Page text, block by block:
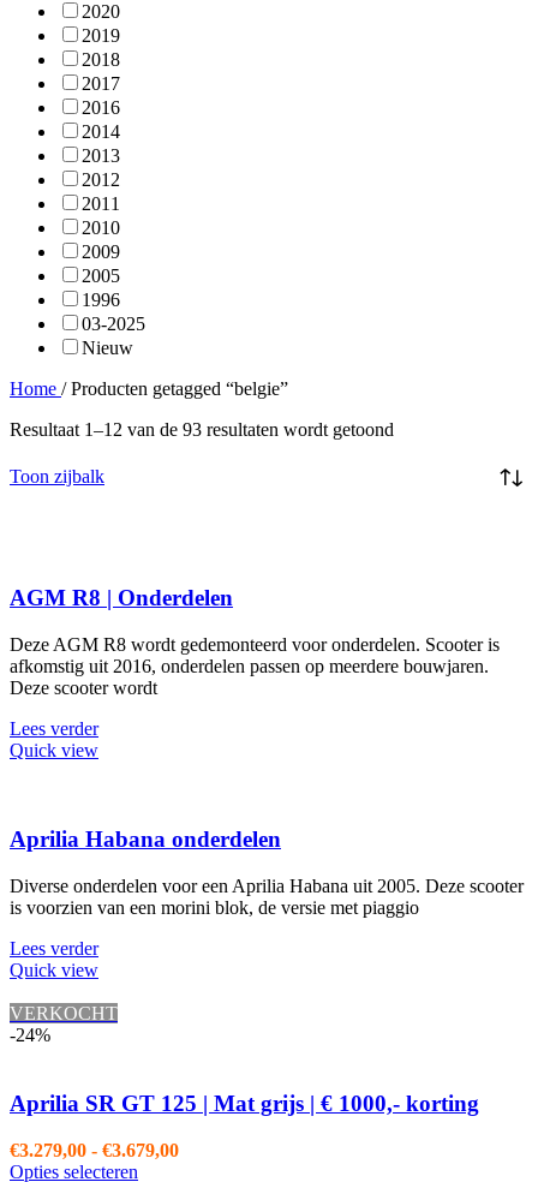
2020
2019
2018
2017
2016
2014
2013
2012
2011
2010
2009
2005
1996
03-2025
Nieuw
Home / Producten getagged “belgie”
Resultaat 1–12 van de 93 resultaten wordt getoond
Toon zijbalk
AGM R8 | Onderdelen
Deze AGM R8 wordt gedemonteerd voor onderdelen. Scooter is
afkomstig uit 2016, onderdelen passen op meerdere bouwjaren.
Deze scooter wordt
Lees verder
Quick view
Aprilia Habana onderdelen
Diverse onderdelen voor een Aprilia Habana uit 2005. Deze scooter
is voorzien van een morini blok, de versie met piaggio
Lees verder
Quick view
VERKOCHT
-24%
Aprilia SR GT 125 | Mat grijs | € 1000,- korting
€3.279,00 - €3.679,00Prijsklasse:
Opties selecteren